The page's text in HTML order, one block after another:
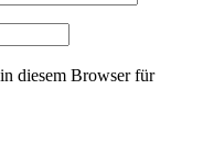
diesem Browser für